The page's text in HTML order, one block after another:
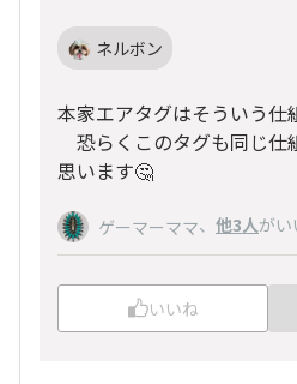
ネルボン
本家エアタグはそういう仕
恐らくこのタグも同じ仕
思います🤔
ゲーマーママ、 他3人がい
いいね